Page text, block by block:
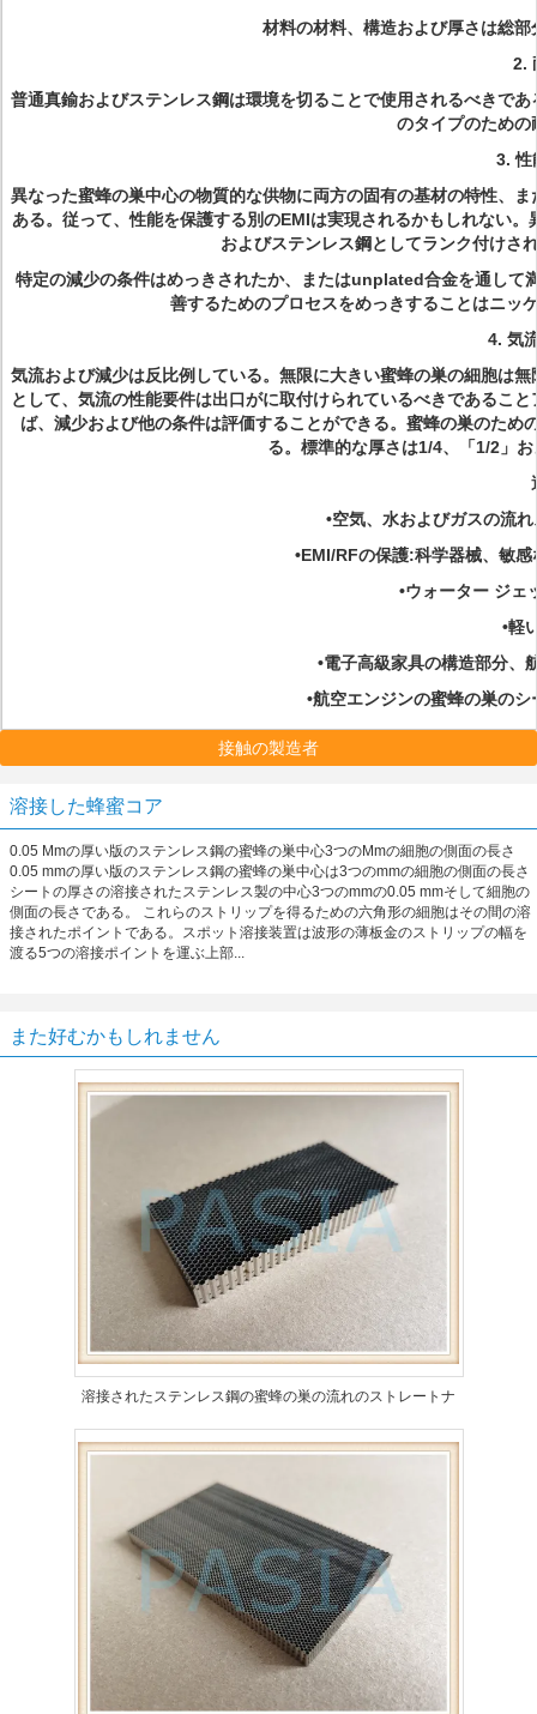
材料の材料、構造および厚さは総
2.
普通真鍮およびステンレス鋼は環境を切ることで使用されるべきで
のタイプのための
3.性
異なった蜜蜂の巣中心の物質的な供物に両方の固有の基材の特性、
ある。従って、性能を保護する別のEMIは実現されるかもしれない
およびステンレス鋼としてランク付けさ
特定の減少の条件はめっきされたか、またはunplated合金を通して
善するためのプロセスをめっきすることはニッ
4. 気
気流および減少は反比例している。無限に大きい蜜蜂の巣の細胞は
として、気流の性能要件は出口がに取付けられているべきであるこ
ば、減少および他の条件は評価することができる。蜜蜂の巣のた
る。標準的な厚さは1/4、「1/2」
•空気、水およびガスの流
•EMI/RFの保護:科学器械、敏
•ウォーター ジェ
•軽
•電子高級家具の構造部分、
•航空エンジンの蜜蜂の巣の
接触の製造者
溶接した蜂蜜コア
0.05 Mmの厚い版のステンレス鋼の蜜蜂の巣中心3つのMmの細胞の側面の長さ
0.05 mmの厚い版のステンレス鋼の蜜蜂の巣中心は3つのmmの細胞の側面の長さ
シートの厚さの溶接されたステンレス製の中心3つのmmの0.05 mmそして細胞の
側面の長さである。 これらのストリップを得るための六角形の細胞はその間の溶
接されたポイントである。スポット溶接装置は波形の薄板金のストリップの幅を
渡る5つの溶接ポイントを運ぶ上部...
また好むかもしれません
溶接されたステンレス鋼の蜜蜂の巣の流れのストレートナ